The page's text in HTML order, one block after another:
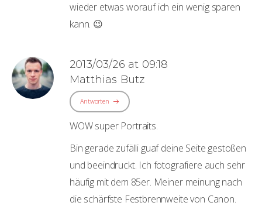
wieder etwas worauf ich ein wenig sparen
kann. 😉
2013/03/26 at 09:18
Matthias Butz
Antworten
WOW super Portraits.
Bin gerade zufälli guaf deine Seite gestoßen
und beeindruckt. Ich fotografiere auch sehr
häufig mit dem 85er. Meiner meinung nach
die schärfste Festbrennweite von Canon.